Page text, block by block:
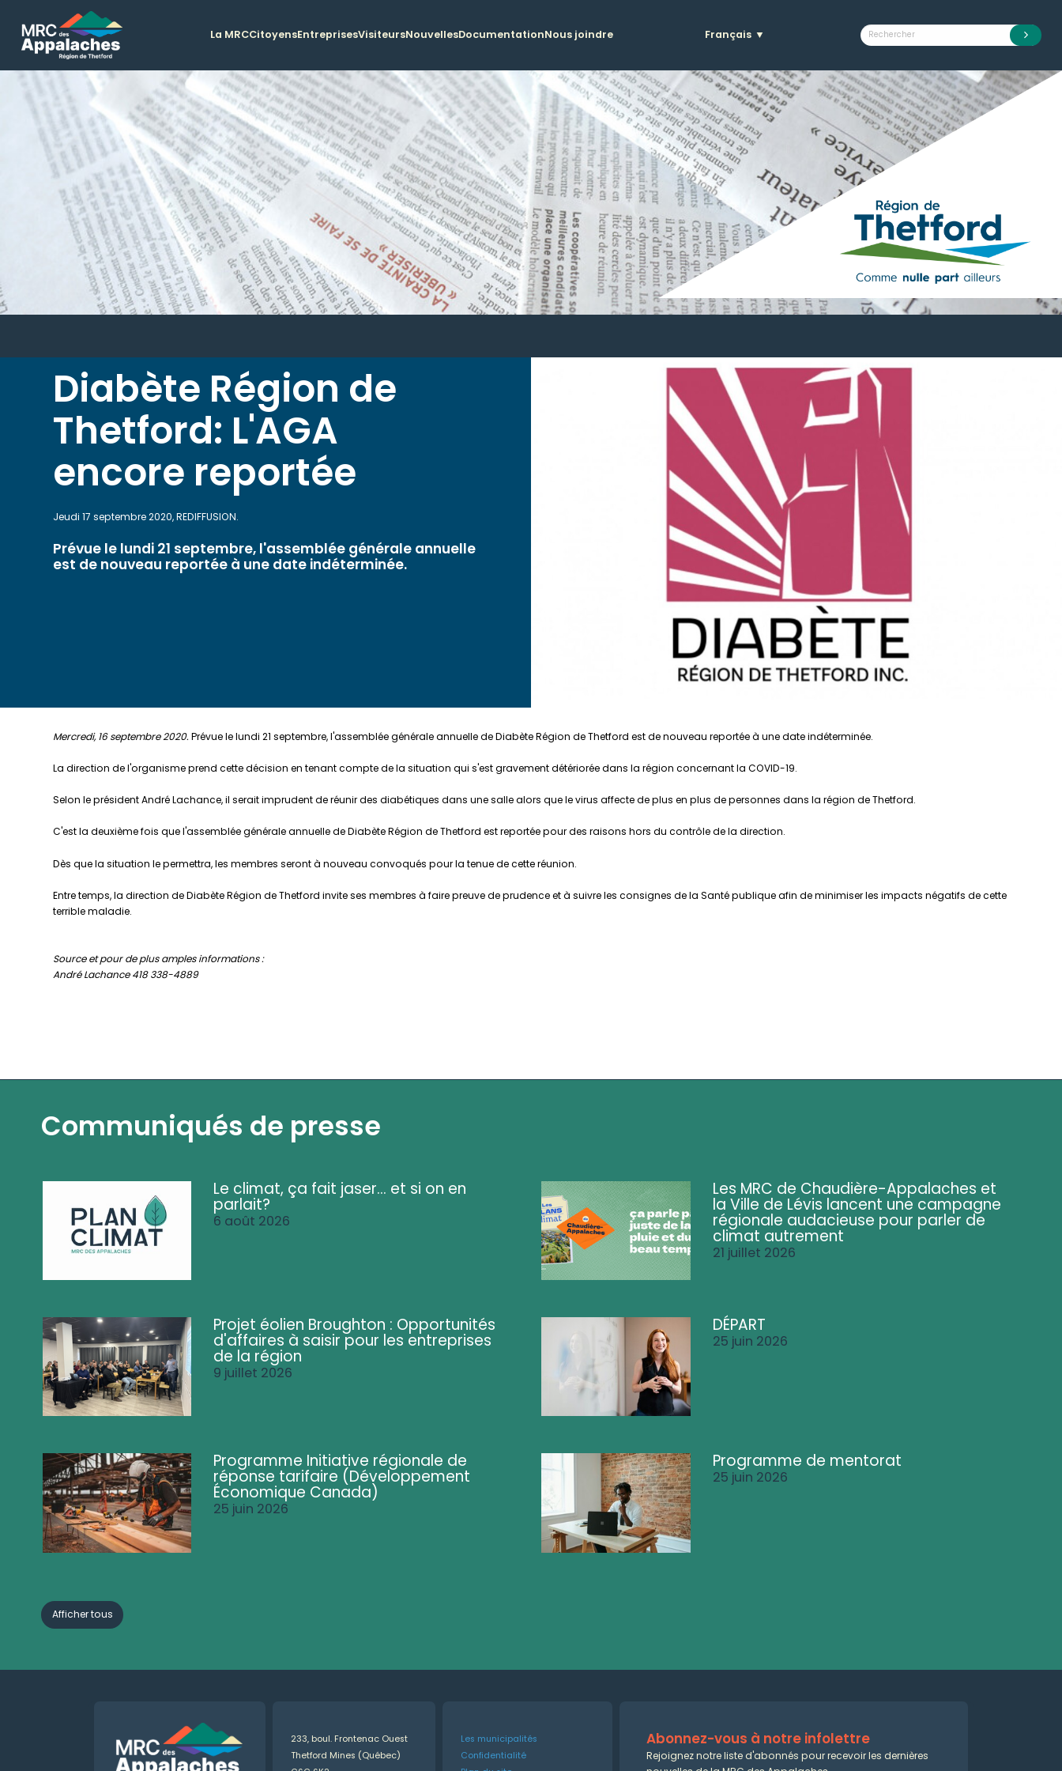
La MRCCitoyensEntreprisesVisiteursNouvellesDocumentationNous joindre Français ▼
Diabète Région de
Thetford: L'AGA
encore reportée
Jeudi 17 septembre 2020, REDIFFUSION.
Prévue le lundi 21 septembre, l'assemblée générale annuelle
est de nouveau reportée à une date indéterminée.
Mercredi, 16 septembre 2020. Prévue le lundi 21 septembre, l'assemblée générale annuelle de Diabète Région de Thetford est de nouveau reportée à une date indéterminée.
La direction de l'organisme prend cette décision en tenant compte de la situation qui s'est gravement détériorée dans la région concernant la COVID-19.
Selon le président André Lachance, il serait imprudent de réunir des diabétiques dans une salle alors que le virus affecte de plus en plus de personnes dans la région de Thetford.
C'est la deuxième fois que l'assemblée générale annuelle de Diabète Région de Thetford est reportée pour des raisons hors du contrôle de la direction.
Dès que la situation le permettra, les membres seront à nouveau convoqués pour la tenue de cette réunion.
Entre temps, la direction de Diabète Région de Thetford invite ses membres à faire preuve de prudence et à suivre les consignes de la Santé publique afin de minimiser les impacts négatifs de cette
terrible maladie.
Source et pour de plus amples informations :
André Lachance 418 338-4889
Communiqués de presse
Le climat, ça fait jaser... et si on en
parlait?
6 août 2026
Les MRC de Chaudière-Appalaches et
la Ville de Lévis lancent une campagne
régionale audacieuse pour parler de
climat autrement
21 juillet 2026
Projet éolien Broughton : Opportunités
d'affaires à saisir pour les entreprises
de la région
9 juillet 2026
DÉPART
25 juin 2026
Programme Initiative régionale de
réponse tarifaire (Développement
Économique Canada)
25 juin 2026
Programme de mentorat
25 juin 2026
Afficher tous
233, boul. Frontenac Ouest
Thetford Mines (Québec)
Les municipalités
Confidentialité
Abonnez-vous à notre infolettre
Rejoignez notre liste d'abonnés pour recevoir les dernières